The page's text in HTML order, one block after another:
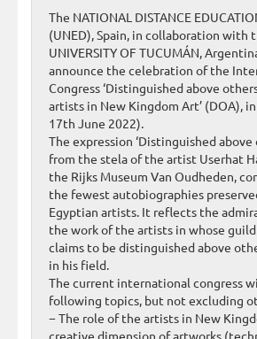
The NATIONAL DISTANCE
(UNED), Spain, in collaboration with
UNIVERSITY OF TUCUMÁN,
announce the celebration of the
Congress ‘Distinguished above
artists in New Kingdom Art’ (DOA),
17th June 2022).
The expression ‘Distinguished above
from the stela of the artist Userhat
the Rijks Museum Van Oudheden,
the fewest autobiographies
Egyptian artists. It reflects the
the work of the artists in whose
claims to be distinguished above
in his field.
The current international congress
following topics, but not excluding
− The role of the artists in New
creative dimension of artworks